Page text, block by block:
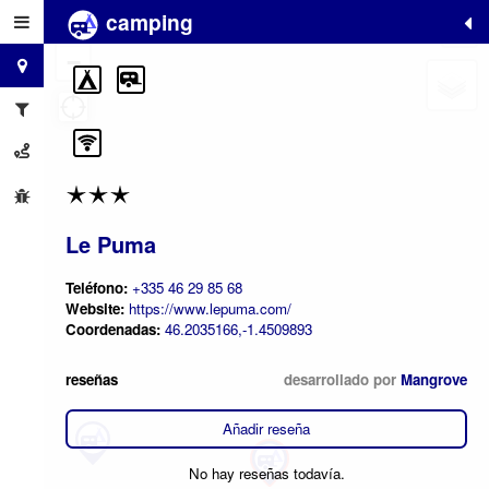
camping
Le Puma
Teléfono: +335 46 29 85 68
Website: https://www.lepuma.com/
Coordenadas: 46.2035166,-1.4509893
reseñas desarrollado por Mangrove
Añadir reseña
No hay reseñas todavía.
+
−